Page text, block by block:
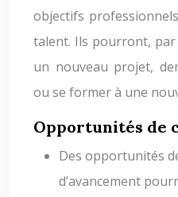
objectifs
talent. Ils pourront, par
un nouveau projet,
ou se former à une
Opportunités de
Des opportunités
d’avancement